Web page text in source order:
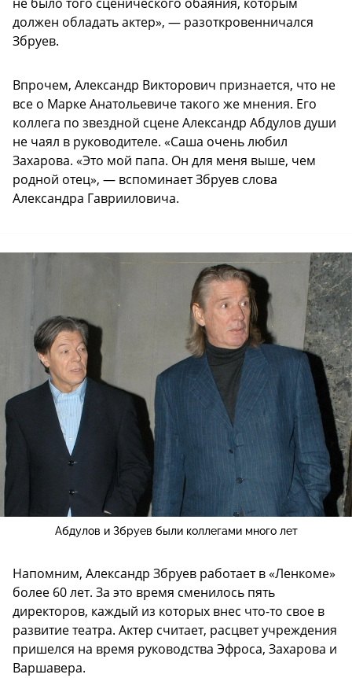
должен обладать актер», — разоткровенничался
Збруев.
Впрочем, Александр Викторович признается, что не
все о Марке Анатольевиче такого же мнения. Его
коллега по звездной сцене Александр Абдулов души
не чаял в руководителе. «Саша очень любил
Захарова. «Это мой папа. Он для меня выше, чем
родной отец», — вспоминает Збруев слова
Александра Гаврииловича.
Абдулов и Збруев были коллегами много лет
Напомним, Александр Збруев работает в «Ленкоме»
более 60 лет. За это время сменилось пять
директоров, каждый из которых внес что-то свое в
развитие театра. Актер считает, расцвет учреждения
пришелся на время руководства Эфроса, Захарова и
Варшавера.